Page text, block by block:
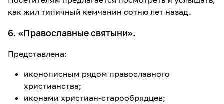
как жил типичный кемчанин сотню лет назад.
6. «Православные святыни».
Представлена:
иконописным рядом православного
христианства;
иконами христиан-старообрядцев;